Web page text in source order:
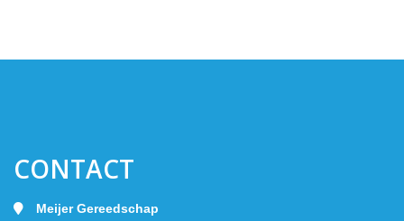
CONTACT
Meijer Gereedschap